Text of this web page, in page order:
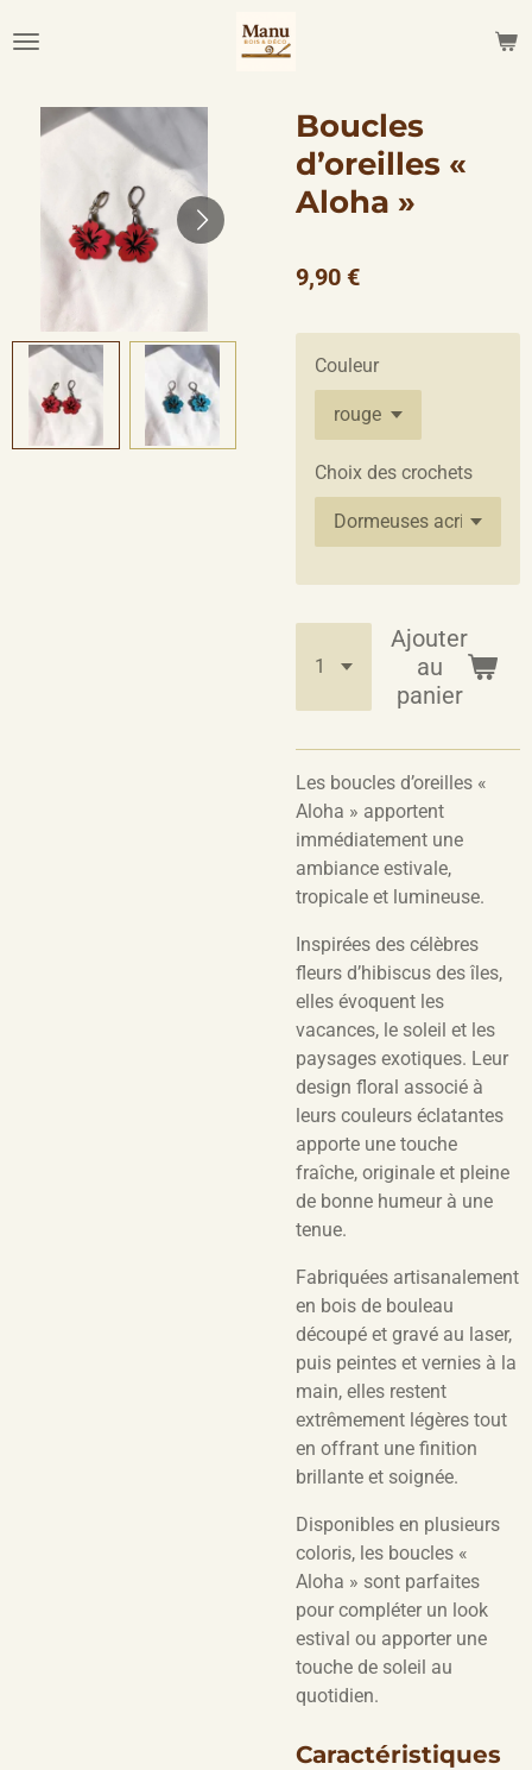
au
principal
Boucles
d’oreilles «
Aloha »
9,90 €
Couleur
Choix des crochets
Ajouter
au
panier
Les boucles d’oreilles «
Aloha » apportent
immédiatement une
ambiance estivale,
tropicale et lumineuse.
Inspirées des célèbres
fleurs d’hibiscus des îles,
elles évoquent les
vacances, le soleil et les
paysages exotiques. Leur
design floral associé à
leurs couleurs éclatantes
apporte une touche
fraîche, originale et pleine
de bonne humeur à une
tenue.
Fabriquées artisanalement
en bois de bouleau
découpé et gravé au laser,
puis peintes et vernies à la
main, elles restent
extrêmement légères tout
en offrant une finition
brillante et soignée.
Disponibles en plusieurs
coloris, les boucles «
Aloha » sont parfaites
pour compléter un look
estival ou apporter une
touche de soleil au
quotidien.
Caractéristiques